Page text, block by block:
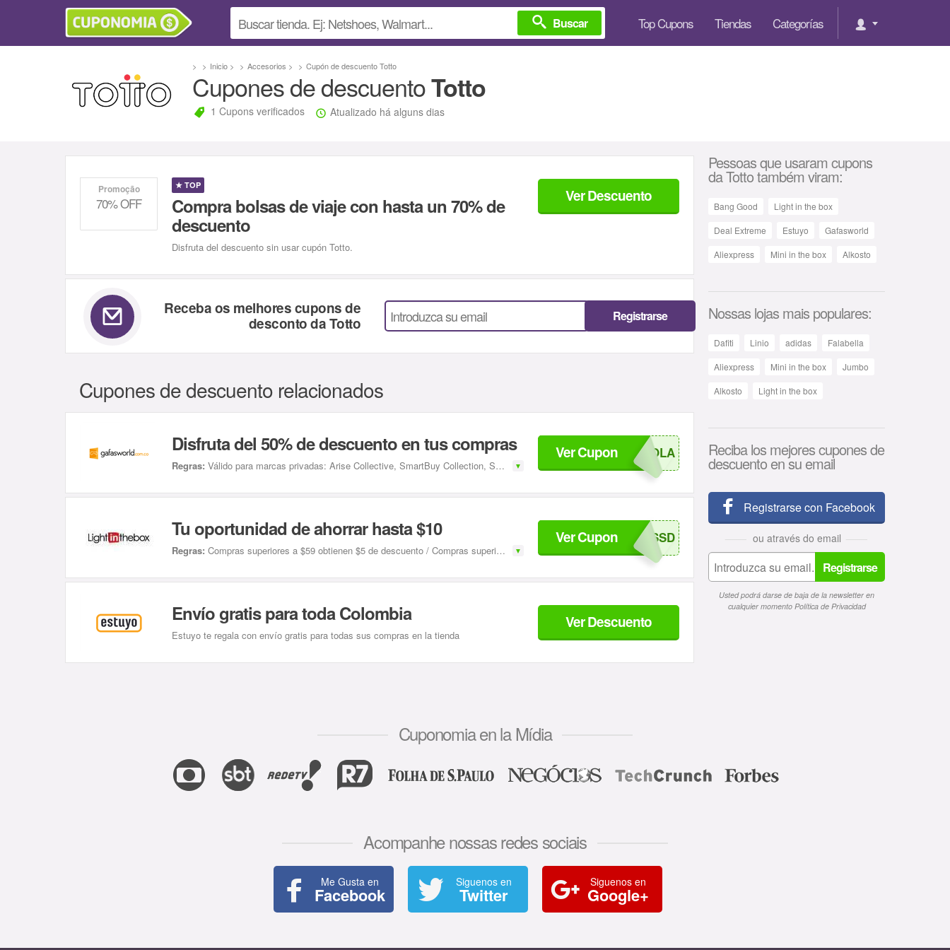
Top Cupons Tiendas Categorías
Buscar
Inicio Accesorios Cupón de descuento Totto
Cupones de descuentoTotto
1 Cupons verificados Atualizado há alguns dias
★ TOP
Compra bolsas de viaje con hasta un 70% de
descuento
Promoção
70% OFF
Disfruta del descuento sin usar cupón Totto.
Ver Descuento
Receba os melhores cupons de
desconto daTotto Registrarse
Cupones de descuento relacionados
Disfruta del 50% de descuento en tus compras
Regras: Válido para marcas privadas: Arise Collective, SmartBuy Collection, SmartBuy Kids, SmartBuy Readers, LMNT.
Ver Cupon
BACKTOSCHOOLA
Tu oportunidad de ahorrar hasta $10
Regras: Compras superiores a $59 obtienen $5 de descuento / Compras superiores a $89 obtienen $10 de descuento.
Ver Cupon MSSD
Envío gratis para toda Colombia
Estuyo te regala con envío gratis para todas sus compras en la tienda
Ver Descuento
Pessoas que usaram cupons
da Totto também viram:
Bang Good
Light in the box
Deal Extreme
Estuyo
Gafasworld
Aliexpress
Mini in the box Alkosto
Nossas lojas mais populares:
Dafiti Linio adidas
Falabella
Aliexpress
Mini in the box
Jumbo
Alkosto
Light in the box
Reciba los mejores cupones de
descuento en su email
Registrarse con Facebook
ou através do email
Registrarse
Usted podrá darse de baja de la newsletter en
cualquier momento Política de Privacidad
Cuponomia en la Mídia
Acompanhe nossas redes sociais
Me Gusta en
Facebook
Siguenos en
Twitter
Siguenos en
Google+